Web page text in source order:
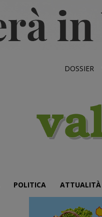
DOSSIER
POLITICA ATTUALITÀ